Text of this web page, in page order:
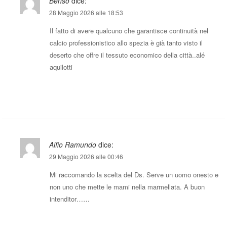
28 Maggio 2026 alle 18:53
Il fatto di avere qualcuno che garantisce continuità nel
calcio professionistico allo spezia è già tanto visto il
deserto che offre il tessuto economico della città..alé
aquilotti
Alfio Ramundo dice:
29 Maggio 2026 alle 00:46
Mi raccomando la scelta del Ds. Serve un uomo onesto e
non uno che mette le mami nella marmellata. A buon
intenditor……